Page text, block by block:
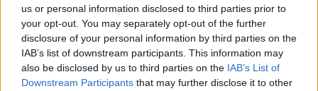
us or personal information disclosed to third parties prior to
your opt-out. You may separately opt-out of the further
disclosure of your personal information by third parties on the
IAB’s list of downstream participants. This information may
also be disclosed by us to third parties on the IAB’s List of
Downstream Participants that may further disclose it to other